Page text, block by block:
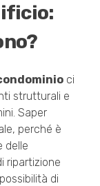
ci
strutturali e
Saper
perché è
delle
ripartizione
di